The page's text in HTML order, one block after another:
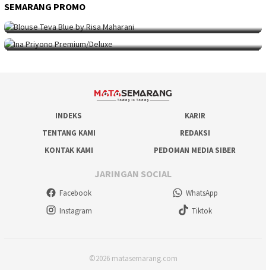
SEMARANG PROMO
SEMARANG PROMO 9 Mei 2026
SEMARANG PROMO 5 Mei 2026
Intip Koleksi Ina Priyono, Jenama Fesyen…
INDEKS
KARIR
TENTANG KAMI
REDAKSI
KONTAK KAMI
PEDOMAN MEDIA SIBER
JARINGAN SOCIAL
Facebook
WhatsApp
Instagram
Tiktok
©2026 matasemarang.com